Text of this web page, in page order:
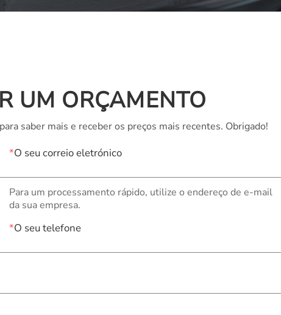
Русский
UM ORÇAMENTO
saber mais e receber os preços mais recentes. Obrigado!
*O seu correio eletrónico
Para um processamento rápido, utilize o endereço de e-mail
da sua empresa.
*O seu telefone